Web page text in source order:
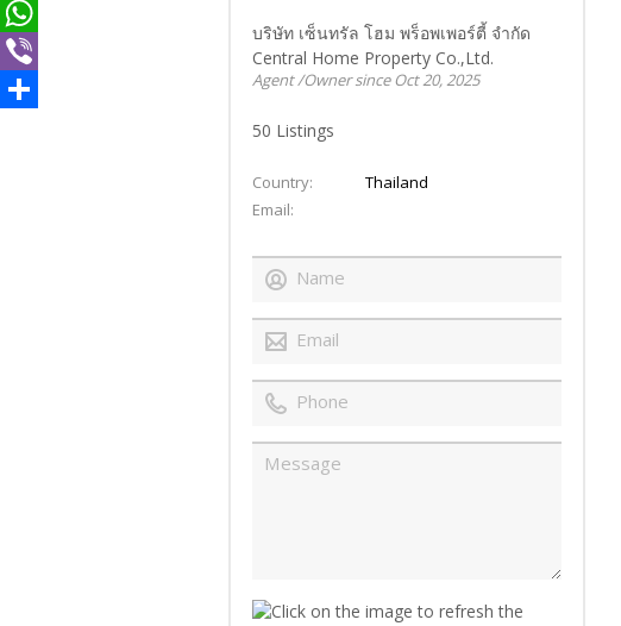
บริษัท เซ็นทรัล โฮม พร็อพเพอร์ตี้ จำกัด
Central Home Property Co.,Ltd.
Agent /Owner since Oct 20, 2025
50 Listings
Country
Thailand
Email
Twitter
WhatsApp
Viber